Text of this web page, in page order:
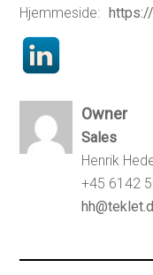
Hjemmeside:
Owner
Sales
Henrik
+45 6142